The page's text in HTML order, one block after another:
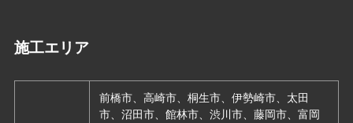
施工エリア
前橋市、高崎市、桐生市、伊勢崎市、太田
市、沼田市、館林市、渋川市、藤岡市、富岡